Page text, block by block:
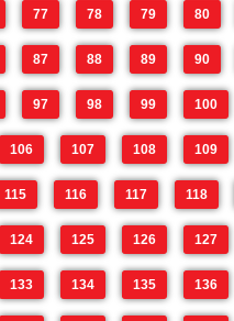
77 78 79 80
87 88 89 90
97 98 99 100
106 107 108 109
115 116 117 118
124 125 126 127
133 134 135 136